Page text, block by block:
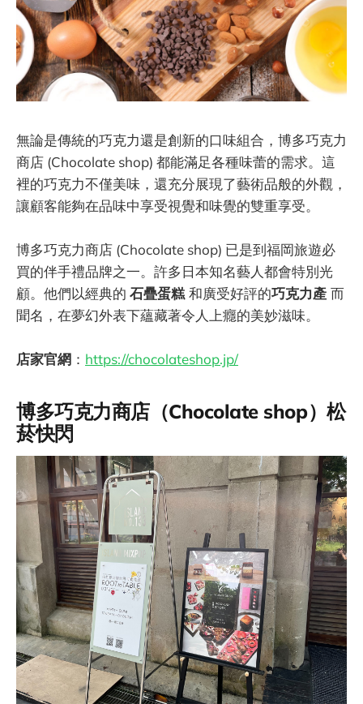
無論是傳統的巧克力還是創新的口味組合，博多巧克力
商店 (Chocolate shop) 都能滿足各種味蕾的需求。這
裡的巧克力不僅美味，還充分展現了藝術品般的外觀，
讓顧客能夠在品味中享受視覺和味覺的雙重享受。
博多巧克力商店 (Chocolate shop) 已是到福岡旅遊必
買的伴手禮品牌之一。許多日本知名藝人都會特別光
顧。他們以經典的 石疊蛋糕 和廣受好評的巧克力產 而
聞名，在夢幻外表下蘊藏著令人上癮的美妙滋味。
店家官網 ： https://chocolateshop.jp/
博多巧克力商店（Chocolate shop）松
菸快閃